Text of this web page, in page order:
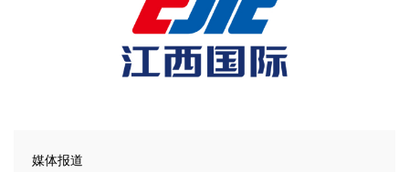
媒体报道